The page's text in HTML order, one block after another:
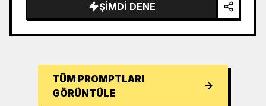
ŞIMDI DENE
TÜM PROMPTLARI
GÖRÜNTÜLE